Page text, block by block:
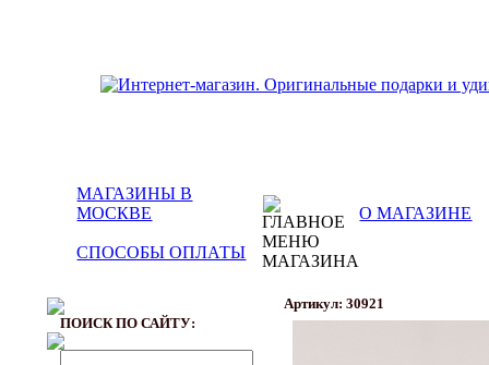
МАГАЗИНЫ В
МОСКВЕ
О МАГАЗИНЕ
СПОСОБЫ ОПЛАТЫ
ПОИСК ПО САЙТУ:
Артикул: 30921